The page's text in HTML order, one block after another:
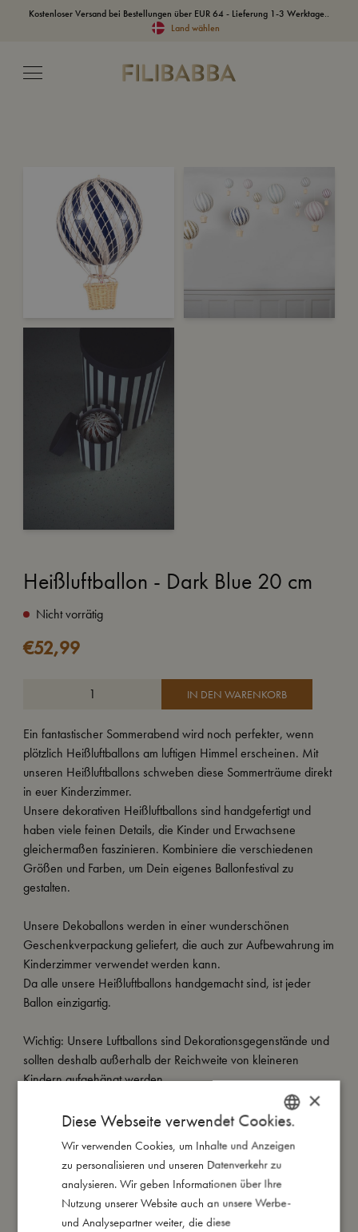
Kostenloser Versand bei Bestellungen über EUR 64 - Lieferung 1-3 Werktage..
Land wählen
Heißluftballon - Dark Blue 20 cm
Nicht vorrätig
€52,99
IN DEN WARENKORB
Ein fantastischer Sommerabend wird noch perfekter, wenn
plötzlich Heißluftballons am luftigen Himmel erscheinen. Mit
unseren Heißluftballons schweben diese Sommerträume direkt
in euer Kinderzimmer.
Unsere dekorativen Heißluftballons sind handgefertigt und
haben viele feinen Details, die Kinder und Erwachsene
gleichermaßen faszinieren. Kombiniere die verschiedenen
Größen und Farben, um Dein eigenes Ballonfestival zu
gestalten.
Unsere Dekoballons werden in einer wunderschönen
Geschenkverpackung geliefert, die auch zur Aufbewahrung im
Kinderzimmer verwendet werden kann.
Da alle unsere Heißluftballons handgemacht sind, ist jeder
Ballon einzigartig.
Wichtig: Unsere Luftballons sind Dekorationsgegenstände und
sollten deshalb außerhalb der Reichweite von kleineren
Kindern aufgehängt werden.
So groß bin ich
Daraus bin ich gemacht
DANISH
ENGLISH
GERMAN
×
Diese Webseite verwendet Cookies.
Wir verwenden Cookies, um Inhalte und Anzeigen
zu personalisieren und unseren Datenverkehr zu
analysieren. Wir geben Informationen über Ihre
Nutzung unserer Website auch an unsere Werbe-
und Analysepartner weiter, die diese